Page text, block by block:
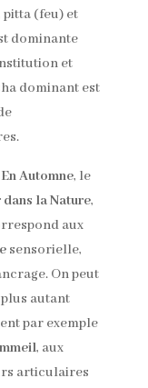
pitta (feu) et
dominante
et
dominant est
En Automne, le
la Nature,
aux
sensorielle,
On peut
autant
par exemple
, aux
articulaires